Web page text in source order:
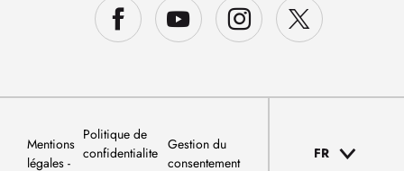
Mentions
légales
Politique de
confidentialite
Gestion du
consentement
FR